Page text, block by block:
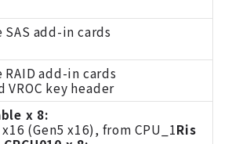
SAS add-in cards
RAID add-in cards
VROC key header
x 8:
x16 (Gen5 x16), from CPU_1Ris